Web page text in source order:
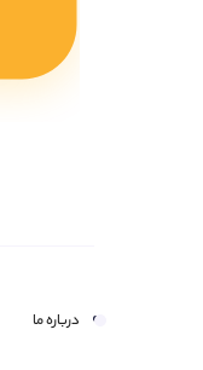
درباره ما